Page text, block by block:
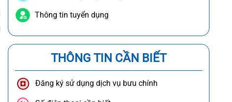
Thông tin tuyển dụng
THÔNG TIN CẦN BIẾT
Đăng ký sử dụng dịch vụ bưu chính